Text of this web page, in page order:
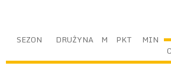
SEZON DRUŻYNA M PKT MIN
C